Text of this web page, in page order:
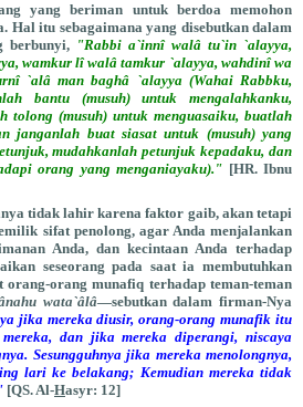
yang beriman untuk berdoa memohon
Hal itu sebagaimana yang disebutkan dalam
berbunyi, "Rabbi a`innî walâ tu`in `alayya,
wamkur lî walâ tamkur `alayya, wahdinî wa
`alâ man baghâ `alayya (Wahai Rabbku,
bantu (musuh) untuk mengalahkanku,
tolong (musuh) untuk menguasaiku, buatlah
janganlah buat siasat untuk (musuh) yang
mudahkanlah petunjuk kepadaku, dan
orang yang menganiayaku)." [HR. Ibnu
tidak lahir karena faktor gaib, akan tetapi
sifat penolong, agar Anda menjalankan
Anda, dan kecintaan Anda terhadap
seseorang pada saat ia membutuhkan
orang munafiq terhadap teman-teman
wata`âlâ—sebutkan dalam firman-Nya
jika mereka diusir, orang-orang munafik itu
dan jika mereka diperangi, niscaya
Sesungguhnya jika mereka menolongnya,
lari ke belakang; Kemudian mereka tidak
[QS. Al-Hasyr: 12]